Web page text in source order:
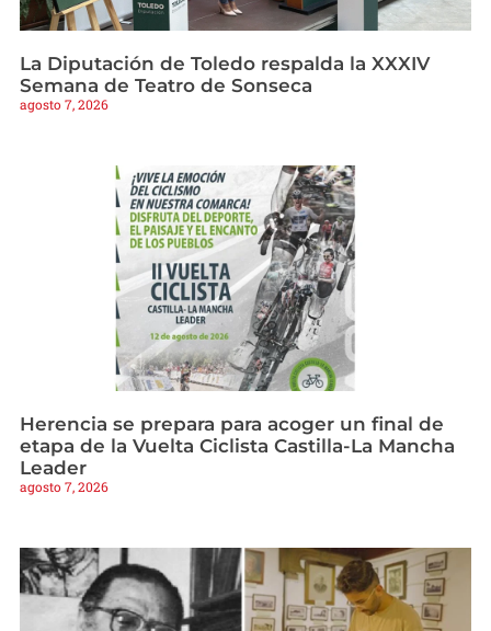
La Diputación de Toledo respalda la XXXIV
Semana de Teatro de Sonseca
agosto 7, 2026
Herencia se prepara para acoger un final de
etapa de la Vuelta Ciclista Castilla-La Mancha
Leader
agosto 7, 2026